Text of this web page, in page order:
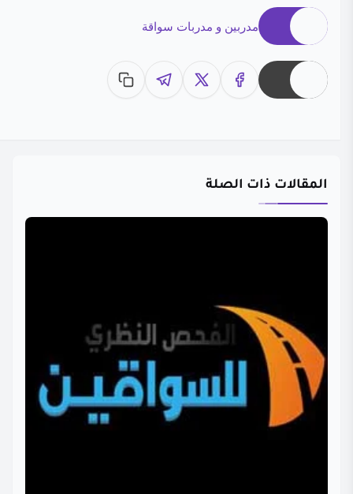
مدربين و مدربات سواقة
المقالات ذات الصلة